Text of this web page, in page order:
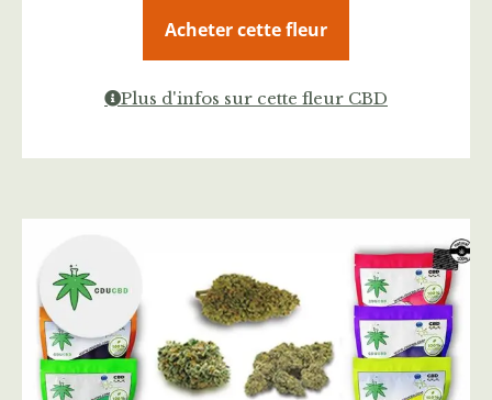
Acheter cette fleur
Plus d'infos sur cette fleur CBD